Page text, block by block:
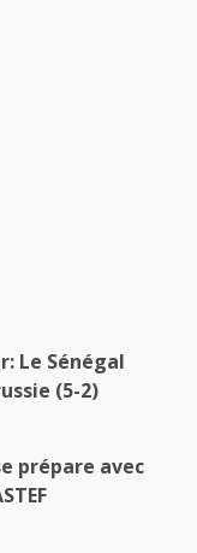
Le Sénégal
(5-2)
prépare avec